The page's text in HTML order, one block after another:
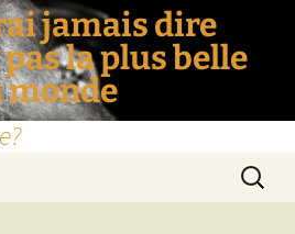
jamais dire
la plus belle
monde